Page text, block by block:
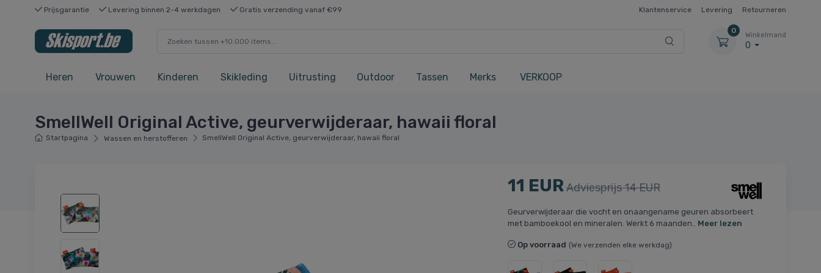
Prijsgarantie Levering binnen 2-4 werkdagen Gratis verzending vanaf €99 Klantenservice Levering Retourneren
0
Winkelmand
0
Heren Vrouwen Kinderen Skikleding Uitrusting Outdoor Tassen Merks VERKOOP
SmellWell Original Active, geurverwijderaar, hawaii floral
Startpagina Wassen en herstofferen SmellWell Original Active, geurverwijderaar, hawaii floral
11 EURAdviesprijs 14 EUR
Geurverwijderaar die vocht en onaangename geuren absorbeert
met bamboekool en mineralen. Werkt 6 maanden.. Meer lezen
Op voorraad (We verzenden elke werkdag)